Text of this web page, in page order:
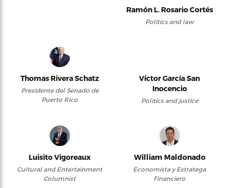
Ramón L. Rosario Cortés
Politics and law
Thomas Rivera Schatz
Presidente del Senado de
Puerto Rico
Víctor García San
Inocencio
Politics and justice
Luisito Vigoreaux
Cultural and Entertainment
Columnist
William Maldonado
Economista y Estratega
Financiero